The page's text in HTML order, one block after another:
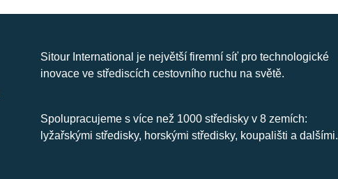
Sitour International je největší firemní síť pro technologické
inovace ve střediscích cestovního ruchu na světě.
Spolupracujeme s více než 1000 středisky v 8 zemích:
lyžařskými středisky, horskými středisky, koupališti a dalšími.